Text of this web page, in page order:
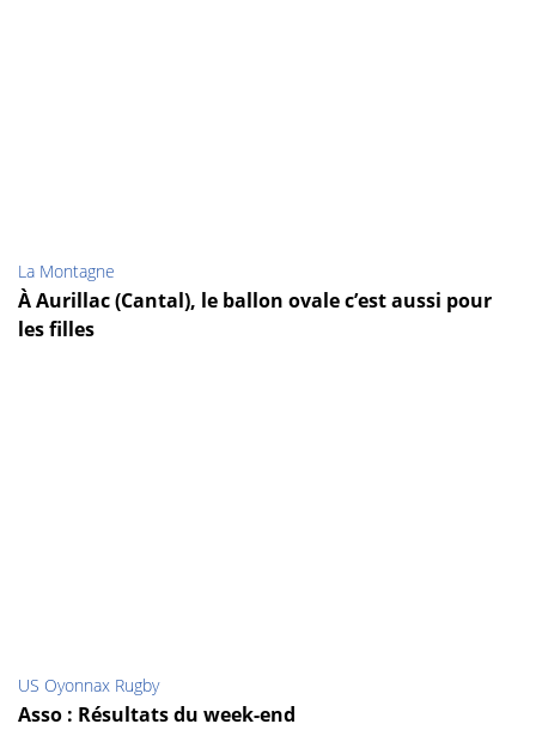
La Montagne
À Aurillac (Cantal), le ballon ovale c’est aussi pour
les filles
US Oyonnax Rugby
Asso : Résultats du week-end